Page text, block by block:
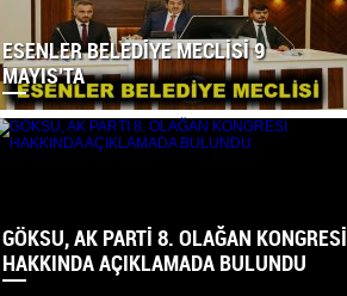
ESENLER BELEDİYE MECLİSİ 9
MAYIS’TA
GÖKSU, AK PARTİ 8. OLAĞAN KONGRESİ
HAKKINDA AÇIKLAMADA BULUNDU